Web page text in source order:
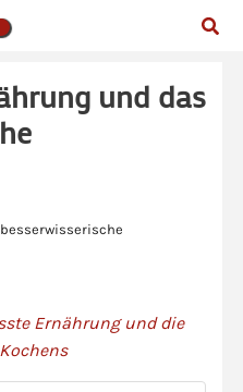
und das
Ernährung und die